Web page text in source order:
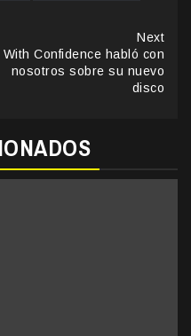
Next
With Confidence habló con
nosotros sobre su nuevo
disco